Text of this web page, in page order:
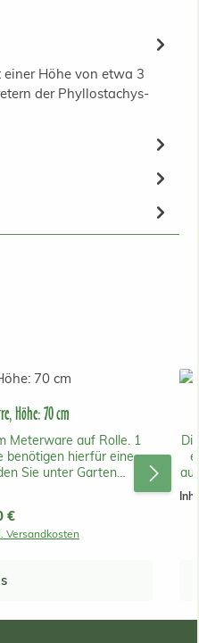
Höhe von etwa 3
der Phyllostachys-
Höhe: 70 cm
Meterware auf Rolle. 1
benötigen hierfür eine
Sie unter Garten
Wurzelbildung
erst einige Jahre nach
auf Folienteiche,
deshalb den Einsatz
Preis:
€
Versandkosten